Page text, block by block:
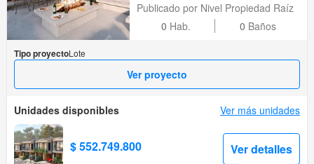
Publicado por Nivel Propiedad Raíz
0 Hab. 0 Baños
Tipo proyectoLote
Ver proyecto
Unidades disponibles Ver más unidades
$ 552.749.800 Ver detalles